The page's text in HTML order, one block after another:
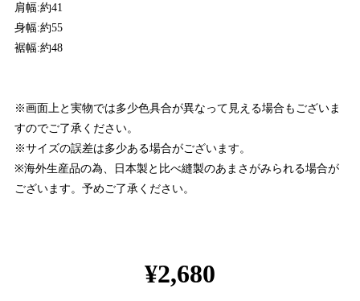
肩幅:約41
身幅:約55
裾幅:約48
※画面上と実物では多少色具合が異なって見える場合もございま
すのでご了承ください。
※サイズの誤差は多少ある場合がございます。
※海外生産品の為、日本製と比べ縫製のあまさがみられる場合が
ございます。予めご了承ください。
¥2,680